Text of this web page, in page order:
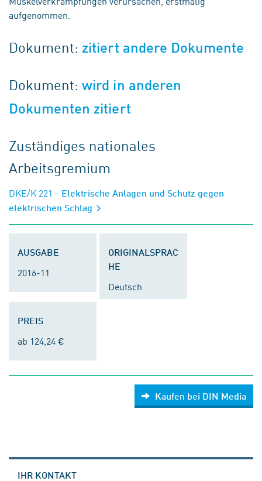
aufgenommen.
Dokument: zitiert andere Dokumente
Dokument:wird in anderen
Dokumenten zitiert
Zuständiges nationales
Arbeitsgremium
DKE/K 221 - Elektrische Anlagen und Schutz gegen
elektrischen Schlag
AUSGABE
2016-11
ORIGINALSPRAC
HE
Deutsch
PREIS
ab 124,24 €
Kaufen bei DIN Media
IHR KONTAKT